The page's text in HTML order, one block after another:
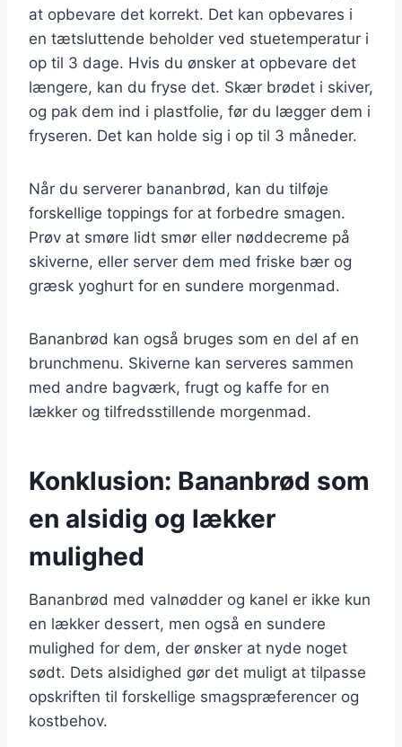
at opbevare det korrekt. Det kan opbevares i
en tætsluttende beholder ved stuetemperatur i
op til 3 dage. Hvis du ønsker at opbevare det
længere, kan du fryse det. Skær brødet i skiver,
og pak dem ind i plastfolie, før du lægger dem i
fryseren. Det kan holde sig i op til 3 måneder.
Når du serverer bananbrød, kan du tilføje
forskellige toppings for at forbedre smagen.
Prøv at smøre lidt smør eller nøddecreme på
skiverne, eller server dem med friske bær og
græsk yoghurt for en sundere morgenmad.
Bananbrød kan også bruges som en del af en
brunchmenu. Skiverne kan serveres sammen
med andre bagværk, frugt og kaffe for en
lækker og tilfredsstillende morgenmad.
Konklusion: Bananbrød som
en alsidig og lækker
mulighed
Bananbrød med valnødder og kanel er ikke kun
en lækker dessert, men også en sundere
mulighed for dem, der ønsker at nyde noget
sødt. Dets alsidighed gør det muligt at tilpasse
opskriften til forskellige smagspræferencer og
kostbehov.